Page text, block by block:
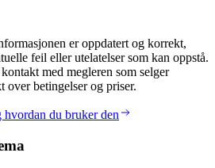
er oppdatert og korrekt,
feil eller utelatelser som kan oppstå.
med megleren som selger
betingelser og priser.
du bruker den